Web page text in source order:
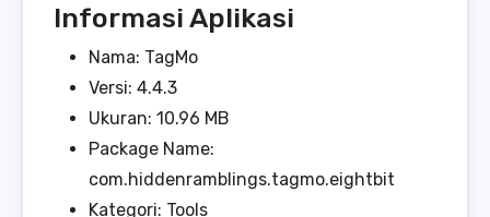
Informasi Aplikasi
Nama: TagMo
Versi: 4.4.3
Ukuran: 10.96 MB
Package Name:
com.hiddenramblings.tagmo.eightbit
Kategori: Tools